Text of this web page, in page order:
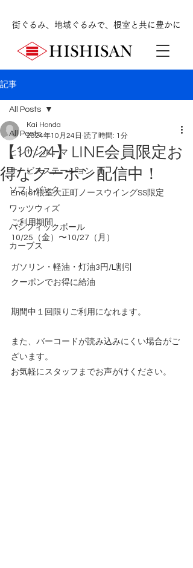
街ぐるみ、地域ぐるみで、根室と共に豊かに
記事
All Posts
ヒシサンホーマ
サービスステーション
ソフトバンク
ワッツウィズ
パシフィックボール
カーブス
All Posts
【10/24】LINE会員限定お
得なクーポン配信中！
Kai Honda
2024年10月24日 読了時間: 1分
Enejet根室大正町ノースウイングSS限定
ご利用期間
10/25（金）〜10/27（月）
ガソリン・軽油・灯油3円/L割引
クーポンでお得に給油
期間中１回限りご利用になれます。
また、バーコードが読み込みにくい場合がご
ざいます。
お気軽にスタッフまでお声がけください。